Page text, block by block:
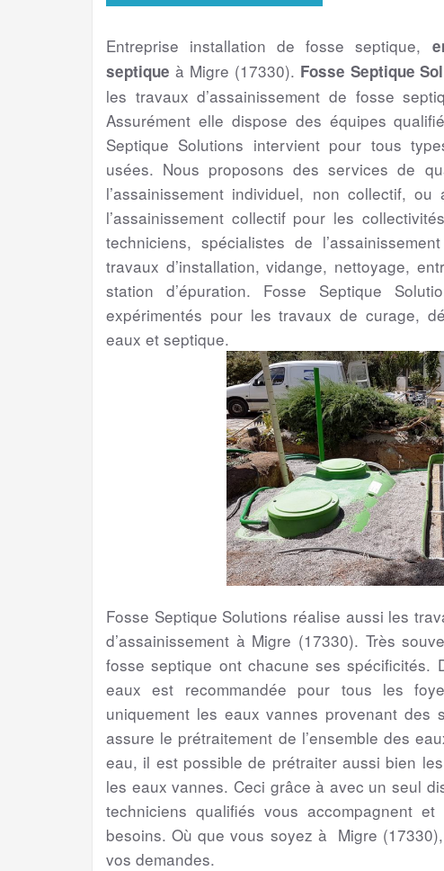
Entreprise installation de fosse septique,
septique à Migre (17330). Fosse Septique
les travaux d’assainissement de fosse
Assurément elle dispose des équipes
Septique Solutions intervient pour tous
usées. Nous proposons des services de
l’assainissement individuel, non collectif,
l’assainissement collectif pour les
techniciens, spécialistes de
travaux d’installation, vidange, nettoyage,
station d’épuration. Fosse Septique
expérimentés pour les travaux de curage,
eaux et septique.
Fosse Septique Solutions réalise aussi les
d’assainissement à Migre (17330). Très
fosse septique ont chacune ses spécificités.
eaux est recommandée pour tous les
uniquement les eaux vannes provenant
assure le prétraitement de l’ensemble des
eau, il est possible de prétraiter aussi bien
les eaux vannes. Ceci grâce à avec un seul
techniciens qualifiés vous accompagnent
besoins. Où que vous soyez à Migre
vos demandes.